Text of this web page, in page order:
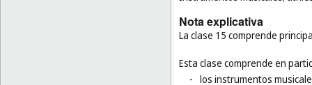
Nota explicativa
La clase 15 comprende
Esta clase comprende en
- los instrumentos